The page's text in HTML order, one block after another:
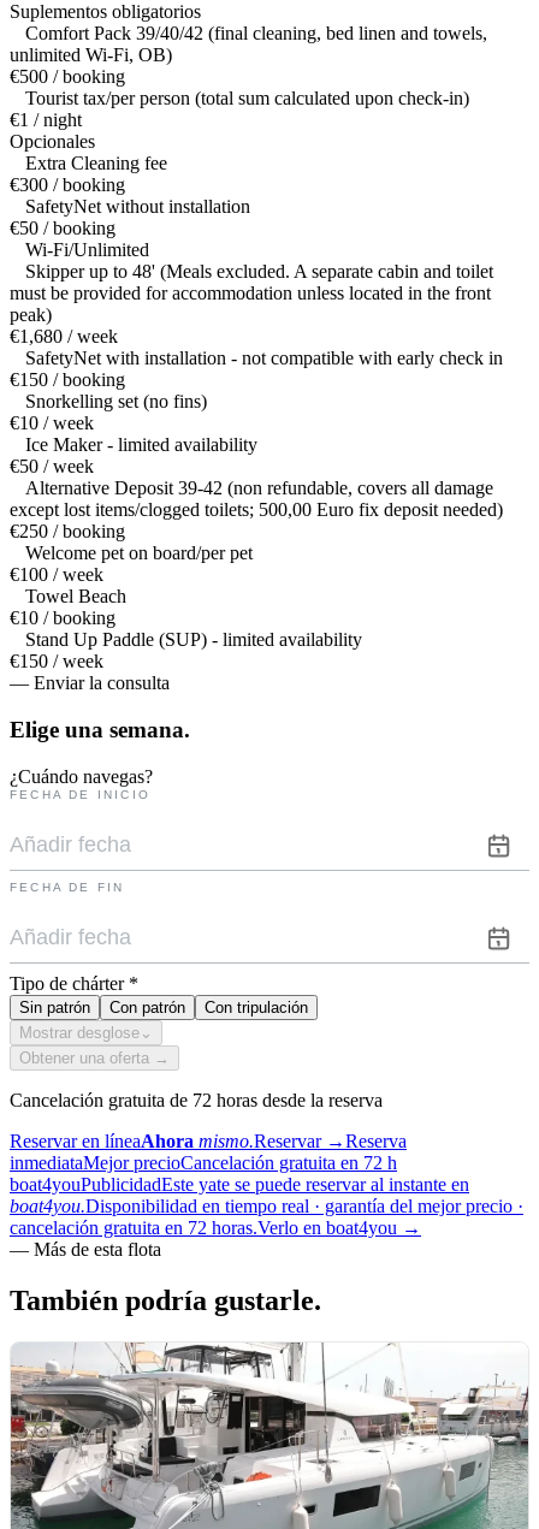
Suplementos obligatorios
Comfort Pack 39/40/42 (final cleaning, bed linen and towels,
unlimited Wi-Fi, OB)
€500 / booking
Tourist tax/per person (total sum calculated upon check-in)
€1 / night
Opcionales
Extra Cleaning fee
€300 / booking
SafetyNet without installation
€50 / booking
Wi-Fi/Unlimited
Skipper up to 48' (Meals excluded. A separate cabin and toilet
must be provided for accommodation unless located in the front
peak)
€1,680 / week
SafetyNet with installation - not compatible with early check in
€150 / booking
Snorkelling set (no fins)
€10 / week
Ice Maker - limited availability
€50 / week
Alternative Deposit 39-42 (non refundable, covers all damage
except lost items/clogged toilets; 500,00 Euro fix deposit needed)
€250 / booking
Welcome pet on board/per pet
€100 / week
Towel Beach
€10 / booking
Stand Up Paddle (SUP) - limited availability
€150 / week
— Enviar la consulta
Elige una semana.
¿Cuándo navegas?
FECHA DE INICIO
FECHA DE FIN
Tipo de chárter *
Sin patrón Con patrón
Con tripulación
Mostrar desglose ⌄
Obtener una oferta →
Cancelación gratuita de 72 horas desde la reserva
Reservar en líneaAhora mismo.Reservar →Reserva
inmediataMejor precioCancelación gratuita en 72 h
boat4youPublicidadEste yate se puede reservar al instante en
boat4you.Disponibilidad en tiempo real · garantía del mejor precio ·
cancelación gratuita en 72 horas.Verlo en boat4you →
— Más de esta flota
También podría gustarle.